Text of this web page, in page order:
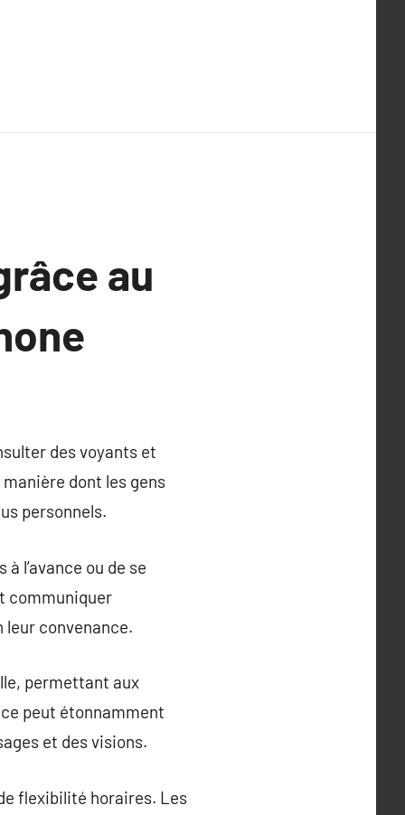
au
des voyants et
dont les gens
personnels.
l’avance ou de se
communiquer
leur convenance.
permettant aux
peut étonnamment
et des visions.
flexibilité horaires. Les